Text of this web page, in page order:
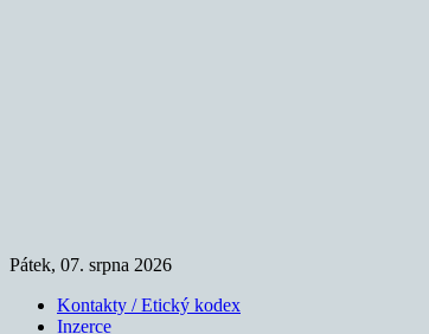
Pátek, 07. srpna 2026
Kontakty / Etický kodex
Inzerce